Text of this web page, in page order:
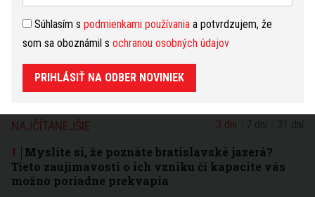
Dnes sa vám konečne vyplatí to, že ste dobrým
poslucháčom. Mnohí si vás preto vážia, aj keď si to o
nich nemyslíte. Začnite si viac dôverovať a oprášte
staré sny. Možno v pravú chvíľu príde tá práva pomoc
pri ich realizácii.čítať ďalej...
NAJČÍTANEJŠIE 3 dni
Myslíte si, že poznáte bratislavské jazerá?
Tieto zaujímavosti o ich vzniku či kapacite vás
možno poriadne prekvapia
Súhlasím s podmienkami používania a potvrdzujem, že
som sa oboznámil s ochranou osobných údajov
PRIHLÁSIŤ NA ODBER NOVINIEK